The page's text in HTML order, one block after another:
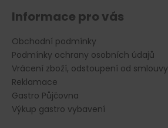
Informace pro vás
Obchodní podmínky
Podmínky ochrany osobních údajů
Vrácení zboží, odstoupení od smlouvy
Reklamace
Gastro Půjčovna
Výkup gastro vybavení